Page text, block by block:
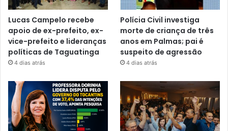
Lucas Campelo recebe
apoio de ex-prefeito, ex-
vice-prefeito e lideranças
políticas de Taguatinga
4 dias atrás
Polícia Civil investiga
morte de criança de três
anos em Palmas; pai é
suspeito de agressão
4 dias atrás